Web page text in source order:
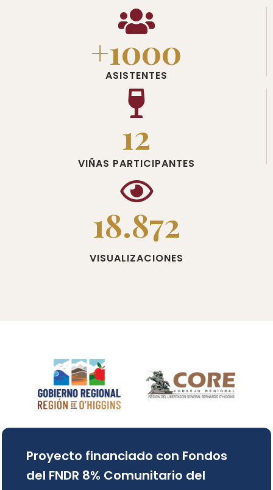
+1000
ASISTENTES
12
VIÑAS PARTICIPANTES
18.872
VISUALIZACIONES
Proyecto financiado con Fondos
del FNDR 8% Comunitario del